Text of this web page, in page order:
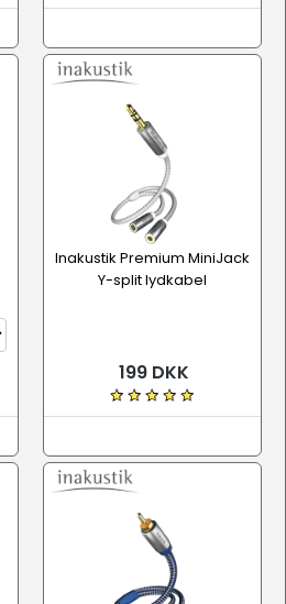
Inakustik Premium MiniJack
Y-split lydkabel
199 DKK